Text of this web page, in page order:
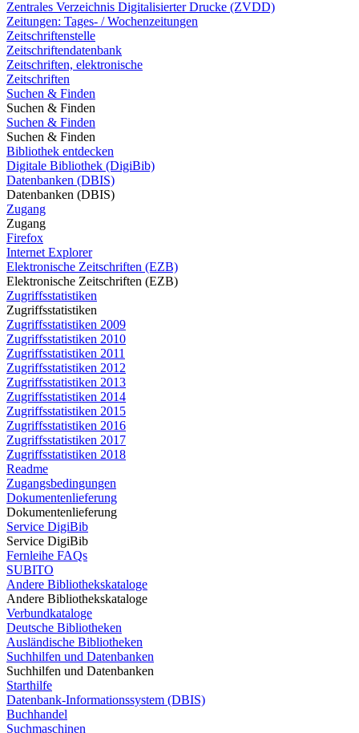
Zentrales Verzeichnis Digitalisierter Drucke (ZVDD)
Zeitungen: Tages- / Wochenzeitungen
Zeitschriftenstelle
Zeitschriftendatenbank
Zeitschriften, elektronische
Zeitschriften
Suchen & Finden
Suchen & Finden
Suchen & Finden
Suchen & Finden
Bibliothek entdecken
Digitale Bibliothek (DigiBib)
Datenbanken (DBIS)
Datenbanken (DBIS)
Zugang
Zugang
Firefox
Internet Explorer
Elektronische Zeitschriften (EZB)
Elektronische Zeitschriften (EZB)
Zugriffsstatistiken
Zugriffsstatistiken
Zugriffsstatistiken 2009
Zugriffsstatistiken 2010
Zugriffsstatistiken 2011
Zugriffsstatistiken 2012
Zugriffsstatistiken 2013
Zugriffsstatistiken 2014
Zugriffsstatistiken 2015
Zugriffsstatistiken 2016
Zugriffsstatistiken 2017
Zugriffsstatistiken 2018
Readme
Zugangsbedingungen
Dokumentenlieferung
Dokumentenlieferung
Service DigiBib
Service DigiBib
Fernleihe FAQs
SUBITO
Andere Bibliothekskataloge
Andere Bibliothekskataloge
Verbundkataloge
Deutsche Bibliotheken
Ausländische Bibliotheken
Suchhilfen und Datenbanken
Suchhilfen und Datenbanken
Starthilfe
Datenbank-Informationssystem (DBIS)
Buchhandel
Suchmaschinen